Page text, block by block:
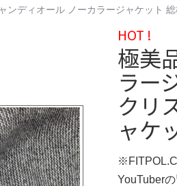
ンディオール ノーカラージャケット
HOT !
極美
ラー
クリ
ャケ
YouTuber